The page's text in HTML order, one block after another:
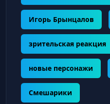
Игорь Брынцалов
зрительская реакция
новые персонажи
Смешарики